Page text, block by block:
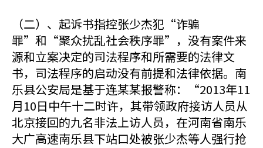
（二）、起诉书指控张少杰犯“诈骗
罪”和“聚众扰乱社会秩序罪”，没有案件来
源和立案决定的司法程序和所需要的法律文
书，司法程序的启动没有前提和法律依据。南
乐县公安局是基于连某某报警称：“2013年11
月10日中午十二时许，其带领政府接访人员从
北京接回的九名非法上访人员，在河南省南乐
大广高速南乐县下站口处被张少杰等人强行抢